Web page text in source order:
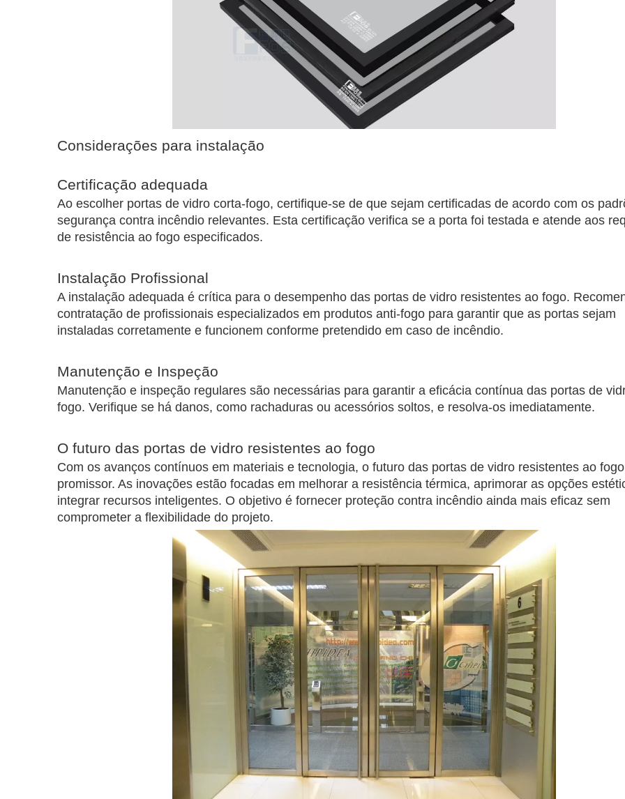
Considerações para instalação
Certificação adequada
Ao escolher portas de vidro corta-fogo, certifique-se de que sejam certificadas de acordo com os
segurança contra incêndio relevantes. Esta certificação verifica se a porta foi testada e atende aos
de resistência ao fogo especificados.
Instalação Profissional
A instalação adequada é crítica para o desempenho das portas de vidro resistentes ao fogo.
contratação de profissionais especializados em produtos anti-fogo para garantir que as portas sejam
instaladas corretamente e funcionem conforme pretendido em caso de incêndio.
Manutenção e Inspeção
Manutenção e inspeção regulares são necessárias para garantir a eficácia contínua das portas de
fogo. Verifique se há danos, como rachaduras ou acessórios soltos, e resolva-os imediatamente.
O futuro das portas de vidro resistentes ao fogo
Com os avanços contínuos em materiais e tecnologia, o futuro das portas de vidro resistentes ao
promissor. As inovações estão focadas em melhorar a resistência térmica, aprimorar as opções
integrar recursos inteligentes. O objetivo é fornecer proteção contra incêndio ainda mais eficaz sem
comprometer a flexibilidade do projeto.